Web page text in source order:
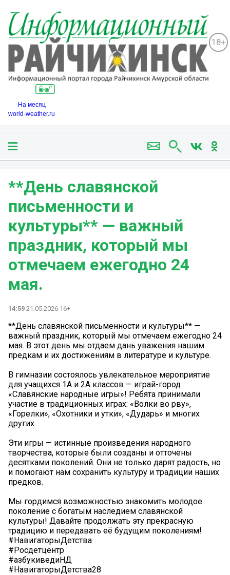
18+
На месяц
world-weather.ru
**День славянской
письменности и
культуры** — важный
праздник, который мы
отмечаем ежегодно 24
мая.
14:59 21.05.2026 16+
**День славянской письменности и культуры** —
важный праздник, который мы отмечаем ежегодно 24
мая. В этот день мы отдаем дань уважения нашим
предкам и их достижениям в литературе и культуре.
В гимназии состоялось увлекательное мероприятие
для учащихся 1А и 2А классов — играй-город
«Славянские народные игры»! Ребята принимали
участие в традиционных играх: «Волки во рву»,
«Горелки», «Охотники и утки», «Дударь» и многих
других.
Эти игры — истинные произведения народного
творчества, которые были созданы и отточены
десятками поколений. Они не только дарят радость, но
и помогают нам сохранить культуру и традиции наших
предков.
Мы гордимся возможностью знакомить молодое
поколение с богатым наследием славянской
культуры! Давайте продолжать эту прекрасную
традицию и передавать её будущим поколениям!
#НавигаторыДетства
#Росдетцентр
#азбукиведиНД
#НавигаторыДетства28